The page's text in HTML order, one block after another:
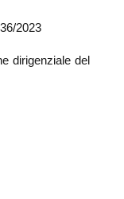
2023
dirigenziale del